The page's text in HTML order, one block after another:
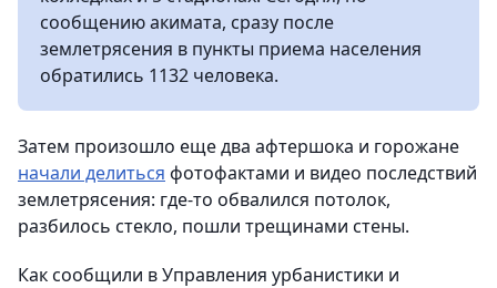
сообщению акимата, сразу после
землетрясения в пункты приема населения
обратились 1132 человека.
Затем произошло еще два афтершока и горожане
начали делиться фотофактами и видео последствий
землетрясения: где-то обвалился потолок,
разбилось стекло, пошли трещинами стены.
Как сообщили в Управления урбанистики и